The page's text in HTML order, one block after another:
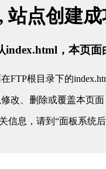
站点创建
index.html，本页面
FTP根目录下的
改、删除或覆盖本页面
信息，请到“面板系统